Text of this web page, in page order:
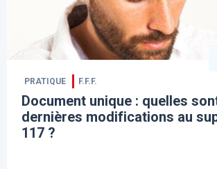
PRATIQUE F.F.F.
Document unique : quelles
dernières modifications au
117 ?